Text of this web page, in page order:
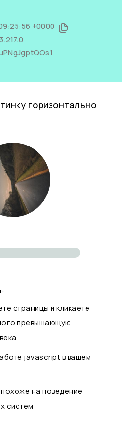
+0000
горизонтально
страницы и кликаете
превышающую
javascript в вашем
на поведение
систем